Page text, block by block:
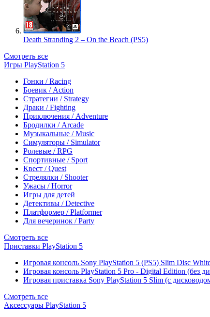
Death Stranding 2 – On the Beach (PS5)
Смотреть все
Игры PlayStation 5
Гонки / Racing
Боевик / Action
Стратегии / Strategy
Драки / Fighting
Приключения / Adventure
Бродилки / Arcade
Музыкальные / Music
Симуляторы / Simulator
Ролевые / RPG
Спортивные / Sport
Квест / Quest
Стрелялки / Shooter
Ужасы / Horror
Игры для детей
Детективы / Detective
Платформер / Platformer
Для вечеринок / Party
Смотреть все
Приставки PlayStation 5
Игровая консоль Sony PlayStation 5 (PS5) Slim Disc
Игровая консоль PlayStation 5 Pro - Digital Edition (без
Игровая приставка Sony PlayStation 5 Slim (с
Смотреть все
Аксессуары PlayStation 5